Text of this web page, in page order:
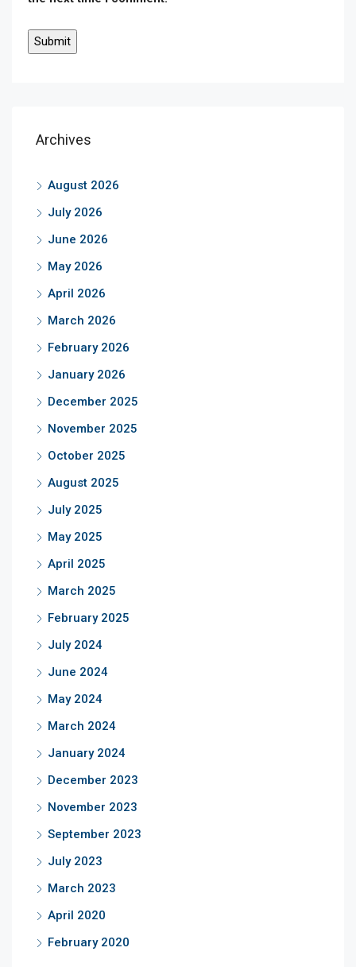
Archives
August 2026
July 2026
June 2026
May 2026
April 2026
March 2026
February 2026
January 2026
December 2025
November 2025
October 2025
August 2025
July 2025
May 2025
April 2025
March 2025
February 2025
July 2024
June 2024
May 2024
March 2024
January 2024
December 2023
November 2023
September 2023
July 2023
March 2023
April 2020
February 2020